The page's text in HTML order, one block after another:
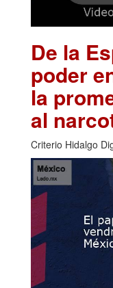
De la
poder
la
al
Criterio Hidalgo